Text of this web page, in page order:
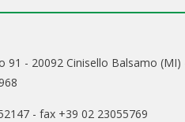
91 - 20092 Cinisello Balsamo (MI)
- fax +39 02 23055769